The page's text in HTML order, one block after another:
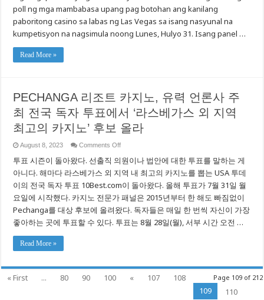
Magaling
Na
Casino
Sa
Labas
Mambabasa
poll ng mga mambabasa upang pag botohan ang kanilang
paboritong casino sa labas ng Las Vegas sa isang nasyunal na
kumpetisyon na nagsimula noong Lunes, Hulyo 31. Isang panel …
Read More »
PECHANGA 리조트 카지노, 유력 언론사 주
최 전국 독자 투표에서 ‘라스베가스 외 지역
최고의 카지노’ 후보 올라
August 8, 2023 Comments Offon
리
트
카
지
노,
유
력
최
투표 시즌이 돌아왔다. 선출직 의원이나 법안에 대한 투표를 말하는 게
아니다. 해마다 라스베가스 외 지역 내 최고의 카지노를 뽑는 USA 투데
이의 전국 독자 투표 10Best.com이 돌아왔다. 올해 투표가 7월 31일 월
요일에 시작했다. 카지노 전문가 패널은 2015년부터 한 해도 빠짐없이
Pechanga를 대상 후보에 올려왔다. 독자들은 매일 한 번씩 자신이 가장
좋아하는 곳에 투표할 수 있다. 투표는 8월 28일(월), 서부 시간 오전 …
Read More »
Page 109 of 212
« First ... 80 90 100 « 107
108
109
110